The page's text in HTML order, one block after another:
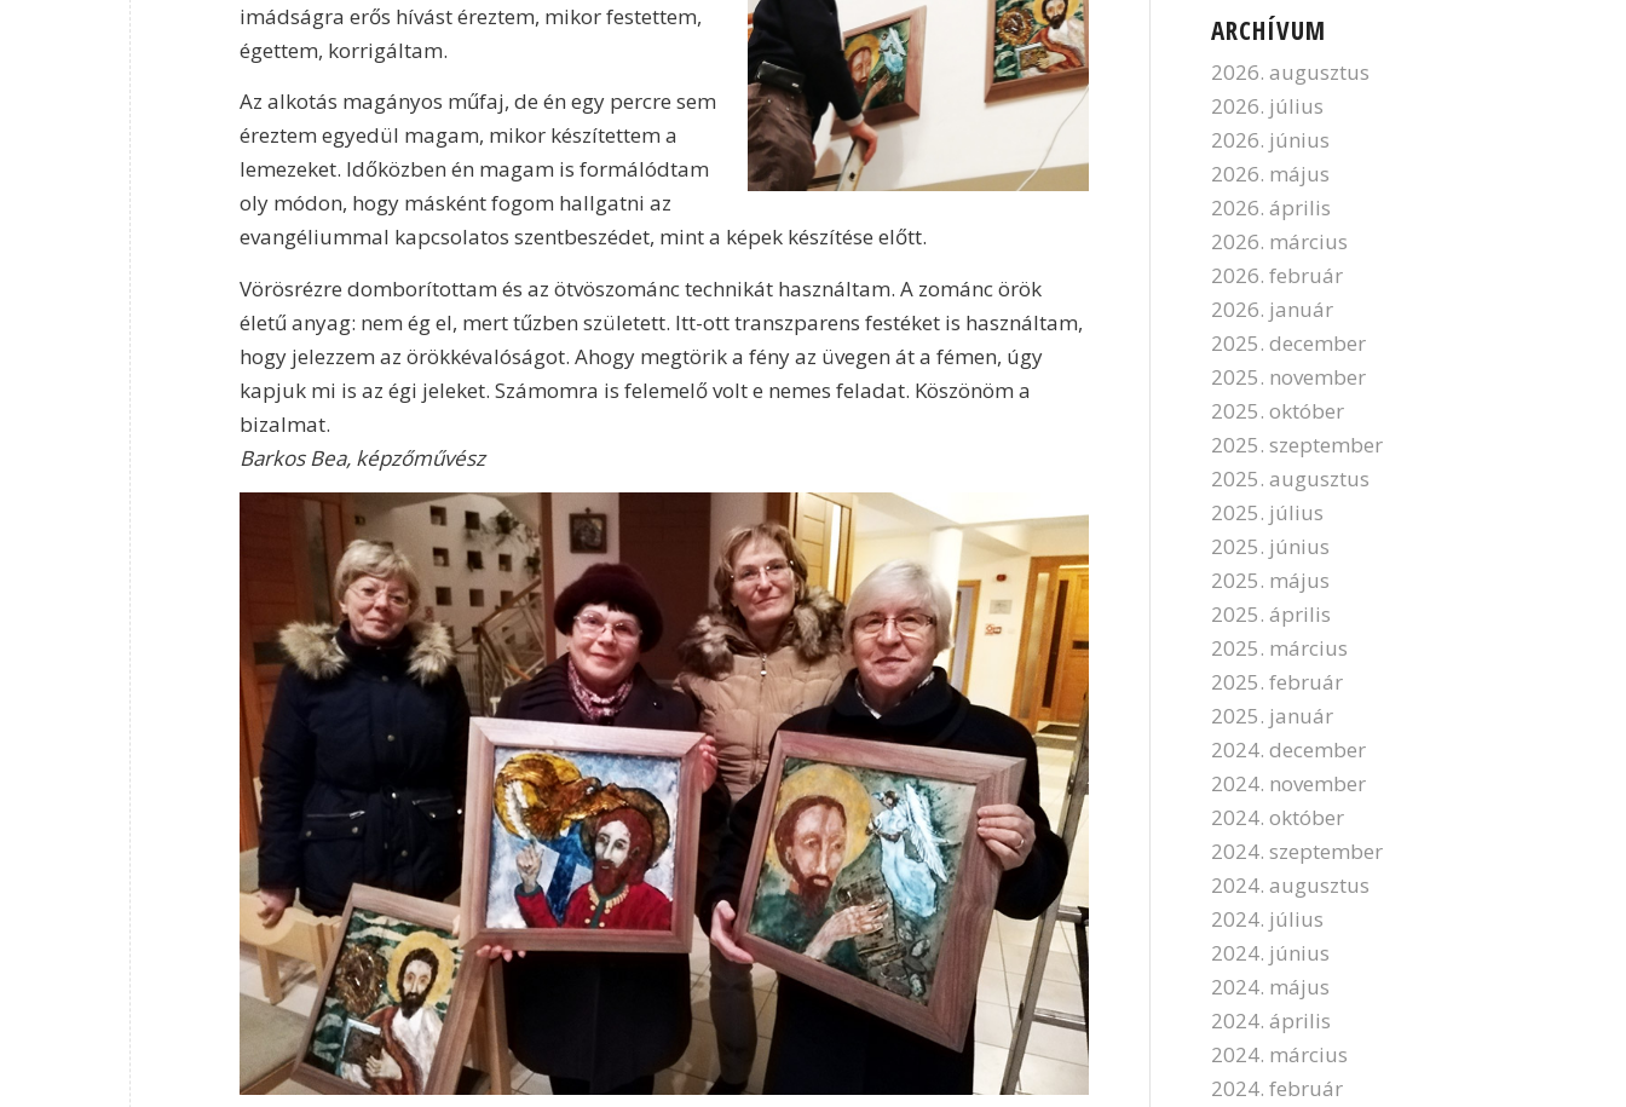
imádságra erős hívást éreztem, mikor festettem,
égettem, korrigáltam.
Az alkotás magányos műfaj, de én egy percre sem
éreztem egyedül magam, mikor készítettem a
lemezeket. Időközben én magam is formálódtam
oly módon, hogy másként fogom hallgatni az
evangéliummal kapcsolatos szentbeszédet, mint a képek készítése előtt.
Vörösrézre domborítottam és az ötvöszománc technikát használtam. A zománc örök
életű anyag: nem ég el, mert tűzben született. Itt-ott transzparens festéket is használtam,
hogy jelezzem az örökkévalóságot. Ahogy megtörik a fény az üvegen át a fémen, úgy
kapjuk mi is az égi jeleket. Számomra is felemelő volt e nemes feladat. Köszönöm a
bizalmat.
Barkos Bea, képzőművész
ARCHÍVUM
2026. augusztus
2026. július
2026. június
2026. május
2026. április
2026. március
2026. február
2026. január
2025. december
2025. november
2025. október
2025. szeptember
2025. augusztus
2025. július
2025. június
2025. május
2025. április
2025. március
2025. február
2025. január
2024. december
2024. november
2024. október
2024. szeptember
2024. augusztus
2024. július
2024. június
2024. május
2024. április
2024. március
2024. február